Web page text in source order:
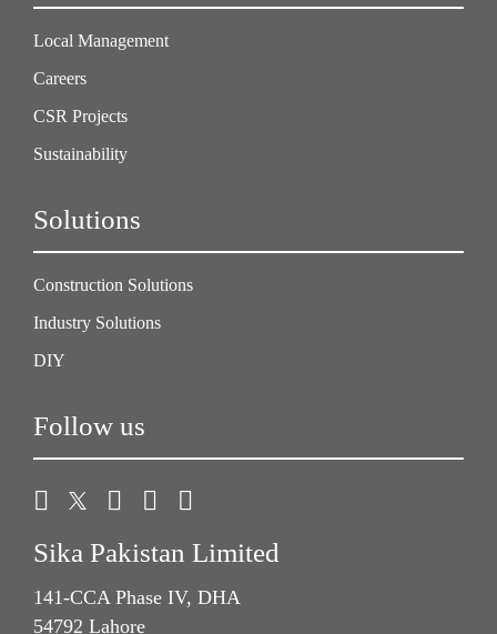
Local Management
Careers
CSR Projects
Sustainability
Solutions
Construction Solutions
Industry Solutions
DIY
Follow us
Sika Pakistan Limited
141-CCA Phase IV, DHA
54792 Lahore